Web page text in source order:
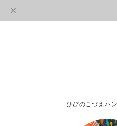
ひびのこづえハ